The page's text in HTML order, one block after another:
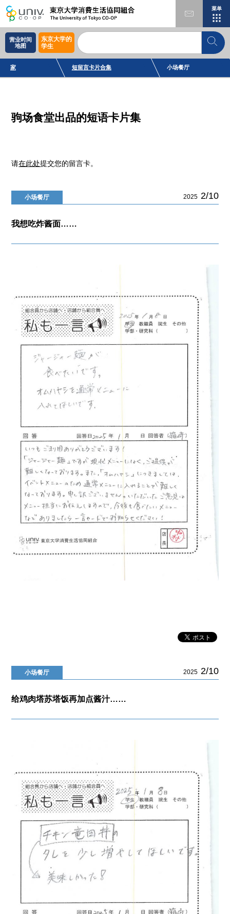
菜单
营业时间
地图
东京大学的
学生
家 短留言卡片合集 小场餐厅
驹场食堂出品的短语卡片集
请在此处提交您的留言卡。
小场餐厅 2025 2/10
我想吃炸酱面……
小场餐厅 2025 2/10
给鸡肉塔苏塔饭再加点酱汁……